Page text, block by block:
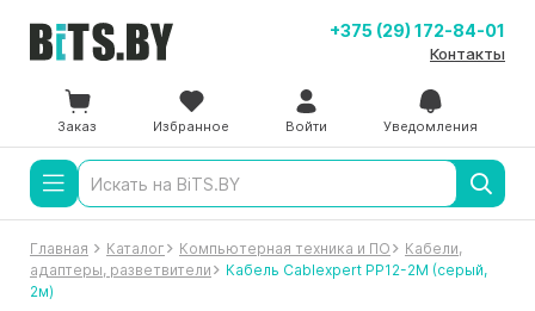
+375 (29) 172-84-01
Контакты
Заказ Избранное Войти Уведомления
Главная Каталог Компьютерная техника и ПО
Кабели,
адаптеры, разветвители
Кабель Cablexpert PP12-2M (серый,
2м)